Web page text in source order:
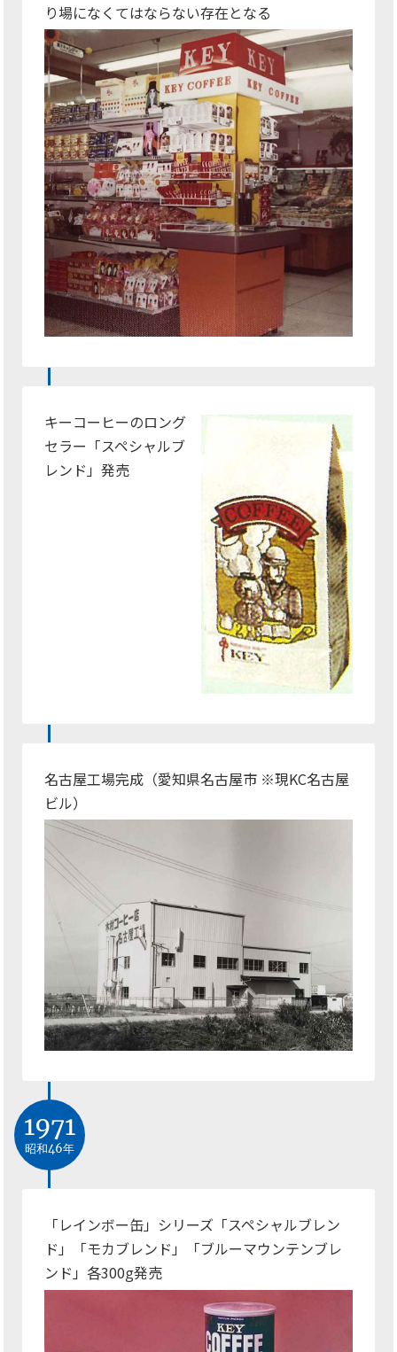
り場になくてはならない存在となる
キーコーヒーのロング
セラー「スペシャルブ
レンド」発売
名古屋工場完成（愛知県名古屋市 ※現KC名古屋
ビル）
「レインボー缶」シリーズ「スペシャルブレン
ド」「モカブレンド」「ブルーマウンテンブレ
ンド」各300g発売
1971
昭和46年